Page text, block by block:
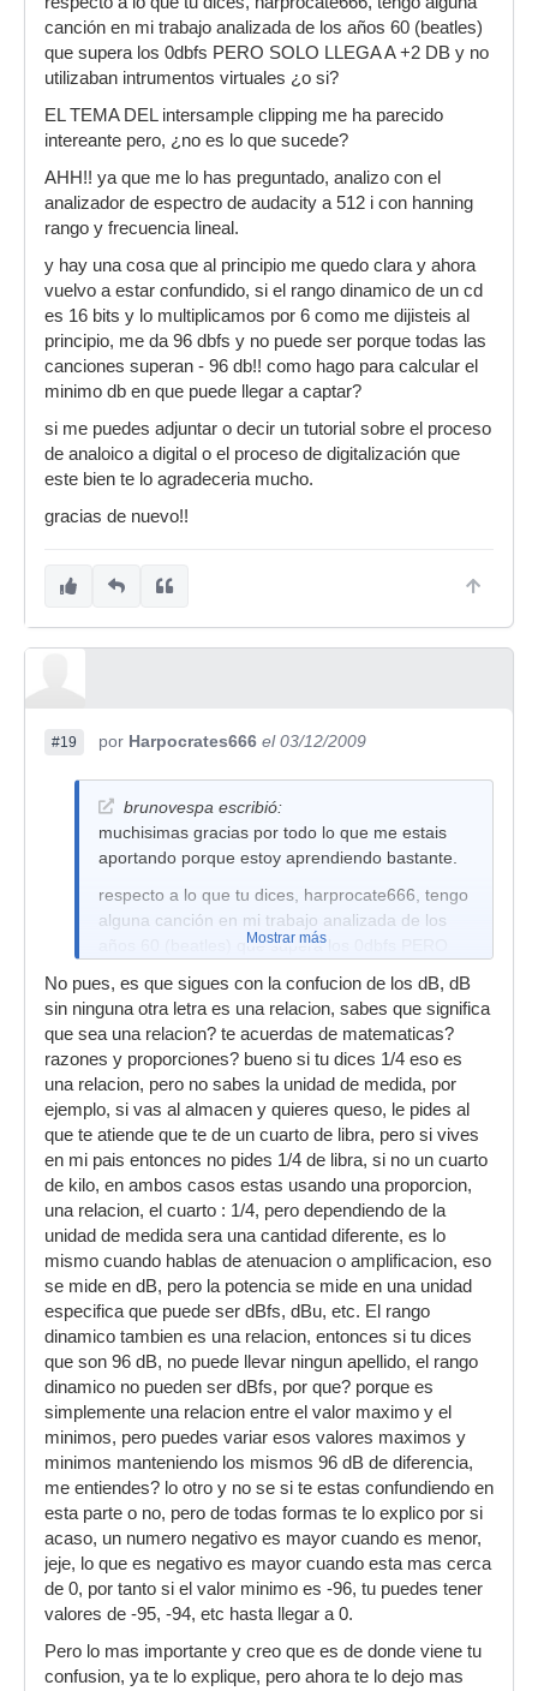
Y si utilizas mp3 el problema es peor por el
remuestreo y los procesos psicoacusticos que
usa para comprimir y reconstruir la señal
Otra razon que puede existir son las leyes de
paneo, pero eso solo se aplica en los multitracks
mas de 3 Db.
canción en mi trabajo analizada de los años 60 (beatles)
que supera los 0dbfs PERO SOLO LLEGA A +2 DB y no
utilizaban intrumentos virtuales ¿o si?
EL TEMA DEL intersample clipping me ha parecido
intereante pero, ¿no es lo que sucede?
AHH!! ya que me lo has preguntado, analizo con el
analizador de espectro de audacity a 512 i con hanning
rango y frecuencia lineal.
y hay una cosa que al principio me quedo clara y ahora
vuelvo a estar confundido, si el rango dinamico de un cd
es 16 bits y lo multiplicamos por 6 como me dijisteis al
principio, me da 96 dbfs y no puede ser porque todas las
canciones superan - 96 db!! como hago para calcular el
minimo db en que puede llegar a captar?
si me puedes adjuntar o decir un tutorial sobre el proceso
de analoico a digital o el proceso de digitalización que
este bien te lo agradeceria mucho.
gracias de nuevo!!
#19 por Harpocrates666 el 03/12/2009
brunovespa escribió:
muchisimas gracias por todo lo que me estais
aportando porque estoy aprendiendo bastante.
respecto a lo que tu dices, harprocate666, tengo
alguna canción en mi trabajo analizada de los
años 60 (beatles) que supera los 0dbfs PERO
intrumentos virtuales ¿o si?
EL TEMA DEL intersample clipping me ha
parecido intereante pero, ¿no es lo que sucede?
AHH!! ya que me lo has preguntado, analizo con
el analizador de espectro de audacity a 512 i con
hanning rango y frecuencia lineal.
y hay una cosa que al principio me quedo clara y
ahora vuelvo a estar confundido, si el rango
dinamico de un cd es 16 bits y lo multiplicamos
por 6 como me dijisteis al principio, me da 96
dbfs y no puede ser porque todas las canciones
superan - 96 db!! como hago para calcular el
minimo db en que puede llegar a captar?
si me puedes adjuntar o decir un tutorial sobre el
proceso de analoico a digital o el proceso de
digitalización que este bien te lo agradeceria
mucho.
gracias de nuevo!!
Mostrar más
No pues, es que sigues con la confucion de los dB, dB
sin ninguna otra letra es una relacion, sabes que significa
que sea una relacion? te acuerdas de matematicas?
razones y proporciones? bueno si tu dices 1/4 eso es
una relacion, pero no sabes la unidad de medida, por
ejemplo, si vas al almacen y quieres queso, le pides al
que te atiende que te de un cuarto de libra, pero si vives
en mi pais entonces no pides 1/4 de libra, si no un cuarto
de kilo, en ambos casos estas usando una proporcion,
una relacion, el cuarto : 1/4, pero dependiendo de la
unidad de medida sera una cantidad diferente, es lo
mismo cuando hablas de atenuacion o amplificacion, eso
se mide en dB, pero la potencia se mide en una unidad
especifica que puede ser dBfs, dBu, etc. El rango
dinamico tambien es una relacion, entonces si tu dices
que son 96 dB, no puede llevar ningun apellido, el rango
dinamico no pueden ser dBfs, por que? porque es
simplemente una relacion entre el valor maximo y el
minimos, pero puedes variar esos valores maximos y
minimos manteniendo los mismos 96 dB de diferencia,
me entiendes? lo otro y no se si te estas confundiendo en
esta parte o no, pero de todas formas te lo explico por si
acaso, un numero negativo es mayor cuando es menor,
jeje, lo que es negativo es mayor cuando esta mas cerca
de 0, por tanto si el valor minimo es -96, tu puedes tener
valores de -95, -94, etc hasta llegar a 0.
Pero lo mas importante y creo que es de donde viene tu
confusion, ya te lo explique, pero ahora te lo dejo mas